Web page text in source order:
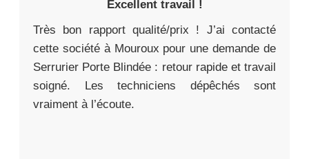
Excellent travail !
Très bon rapport qualité/prix ! J’ai contacté
cette société à Mouroux pour une demande de
Serrurier Porte Blindée : retour rapide et travail
soigné. Les techniciens dépêchés sont
vraiment à l’écoute.